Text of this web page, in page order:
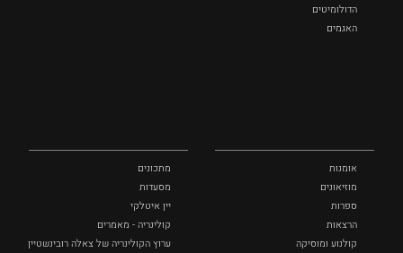
הדולומיטים
האגמים
אומנות
מוזיאונים
ספרות
הרצאות
קולנוע ומוסיקה
מתכונים
מסעדות
יין איטלקי
קולינריה - מאמרים
ערוץ הקולינריה של צאלה רובינשטיין